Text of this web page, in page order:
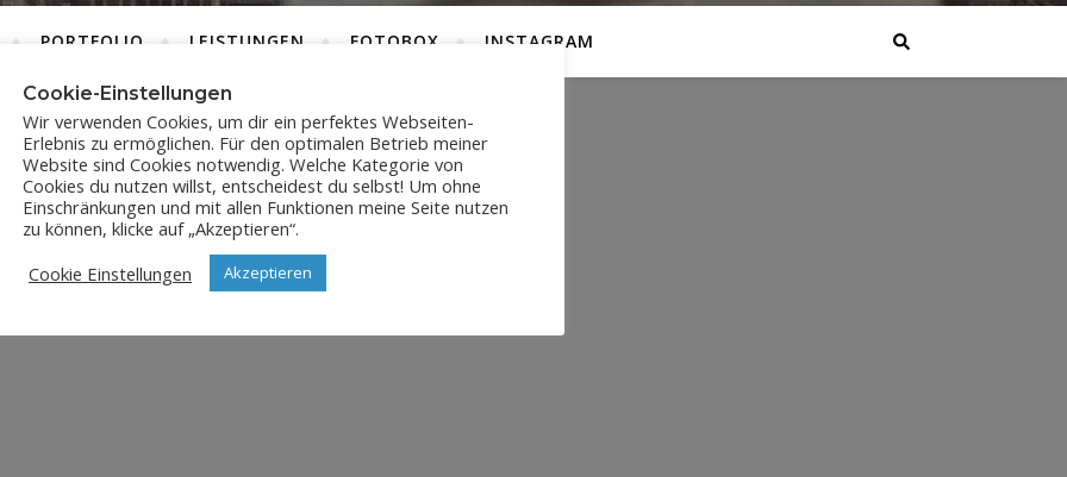
PORTFOLIO LEISTUNGEN FOTOBOX INSTAGRAM
JPX_0877
24. Dezember 2023
Cookie-Einstellungen
Wir verwenden Cookies, um dir ein perfektes Webseiten-
Erlebnis zu ermöglichen. Für den optimalen Betrieb meiner
Website sind Cookies notwendig. Welche Kategorie von
Cookies du nutzen willst, entscheidest du selbst! Um ohne
Einschränkungen und mit allen Funktionen meine Seite nutzen
zu können, klicke auf „Akzeptieren“.
Cookie Einstellungen
Akzeptieren